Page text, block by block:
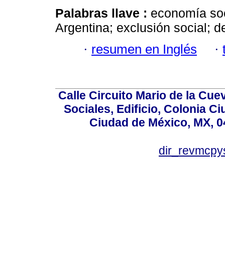
Palabras llave : economía
Argentina; exclusión social;
· resumen en Inglés ·
Calle Circuito Mario de la
Sociales, Edificio, Colonia
Ciudad de México, MX,